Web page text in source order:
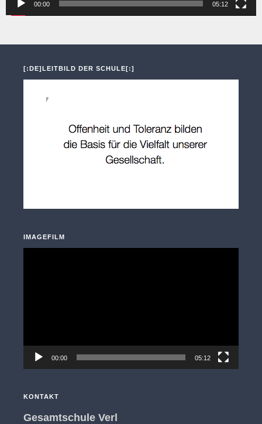
00:00 05:12
[:DE]LEITBILD DER SCHULE[:]
IMAGEFILM
00:00 05:12
KONTAKT
Gesamtschule Verl